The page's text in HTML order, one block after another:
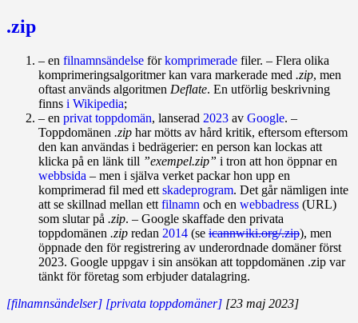
.zip
– en filnamnsändelse förkomprimerade filer. – Flera olika
komprimeringsalgoritmer kan vara markerade med .zip, men
oftast används algoritmen Deflate. En utförlig beskrivning
finns i Wikipedia;
– en privat toppdomän, lanserad 2023 av Google. –
Toppdomänen .zip har mötts av hård kritik, eftersom eftersom
den kan användas i bedrägerier: en person kan lockas att
klicka på en länk till ”exempel.zip” i tron att hon öppnar en
webbsida – men i själva verket packar hon upp en
komprimerad fil med ett skadeprogram. Det går nämligen inte
att se skillnad mellan ett filnamn och en webbadress (URL)
som slutar på .zip. – Google skaffade den privata
toppdomänen .zip redan 2014 (se icannwiki.org/.zip), men
öppnade den för registrering av underordnade domäner först
2023. Google uppgav i sin ansökan att toppdomänen .zip var
tänkt för företag som erbjuder datalagring.
[filnamnsändelser] [privata toppdomäner] [23 maj 2023]